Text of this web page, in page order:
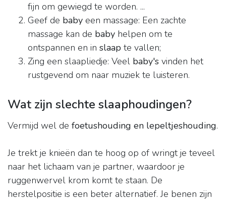
fijn om gewiegd te worden. ...
Geef de baby een massage: Een zachte
massage kan de baby helpen om te
ontspannen en in slaap te vallen;
Zing een slaapliedje: Veel baby's vinden het
rustgevend om naar muziek te luisteren.
Wat zijn slechte slaaphoudingen?
Vermijd wel de foetushouding en lepeltjeshouding.
Je trekt je knieën dan te hoog op of wringt je teveel
naar het lichaam van je partner, waardoor je
ruggenwervel krom komt te staan. De
herstelpositie is een beter alternatief. Je benen zijn